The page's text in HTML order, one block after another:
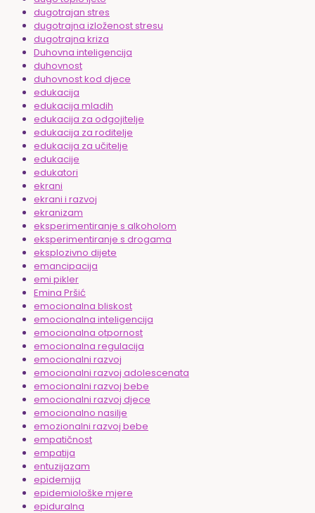
dugotrajan stres
dugotrajna izloženost stresu
dugotrajna kriza
Duhovna inteligencija
duhovnost
duhovnost kod djece
edukacija
edukacija mladih
edukacija za odgojitelje
edukacija za roditelje
edukacija za učitelje
edukacije
edukatori
ekrani
ekrani i razvoj
ekranizam
eksperimentiranje s alkoholom
eksperimentiranje s drogama
eksplozivno dijete
emancipacija
emi pikler
Emina Pršić
emocionalna bliskost
emocionalna inteligencija
emocionalna otpornost
emocionalna regulacija
emocionalni razvoj
emocionalni razvoj adolescenata
emocionalni razvoj bebe
emocionalni razvoj djece
emocionalno nasilje
emozionalni razvoj bebe
empatičnost
empatija
entuzijazam
epidemija
epidemiološke mjere
epiduralna